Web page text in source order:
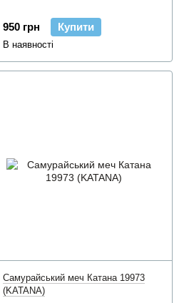
950 грн Купити
В наявності
Самурайський меч Катана 19973
(KATANA)